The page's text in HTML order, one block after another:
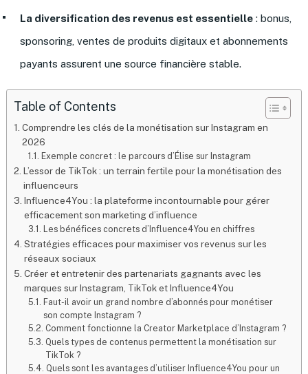
La diversification des revenus est essentielle: bonus,
sponsoring, ventes de produits digitaux et abonnements
payants assurent une source financière stable.
Table of Contents
Comprendre les clés de la monétisation sur Instagram en
2026
Exemple concret : le parcours d’Élise sur Instagram
L’essor de TikTok : un terrain fertile pour la monétisation des
influenceurs
Influence4You : la plateforme incontournable pour gérer
efficacement son marketing d’influence
Les bénéfices concrets d’Influence4You en chiffres
Stratégies efficaces pour maximiser vos revenus sur les
réseaux sociaux
Créer et entretenir des partenariats gagnants avec les
marques sur Instagram, TikTok et Influence4You
Faut-il avoir un grand nombre d’abonnés pour monétiser
son compte Instagram ?
Comment fonctionne la Creator Marketplace d’Instagram ?
Quels types de contenus permettent la monétisation sur
TikTok ?
Quels sont les avantages d’utiliser Influence4You pour un